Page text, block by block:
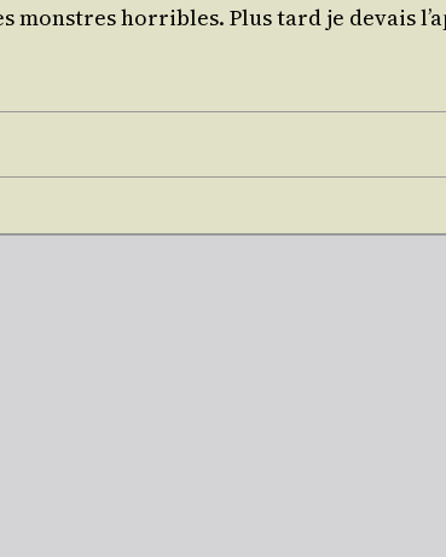
monstres hor­ribles. Plus tard je devais